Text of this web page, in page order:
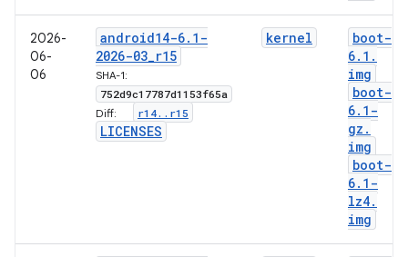
2026-
06-
06
android14-6. 1-
2026-03_r15
SHA-1:
752d9c17787d1153f65a
Diff: r14. . r15
LICENSES
kernel
boot-
6. 1 .
img
boot-
6. 1-
gz .
img
boot-
6. 1-
lz4.
img